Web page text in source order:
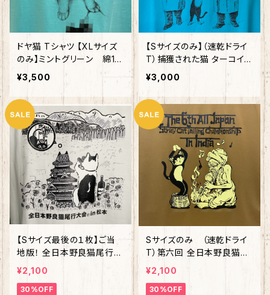
ドヤ猫 Tシャツ 【XLサイズ
のみ】ミントグリーン 綿10
0%
¥3,500
【Sサイズのみ】（速乾ドライ
T）捕獲された猫 ターコイズ
ブルー
¥3,000
【Sサイズ最後の１枚】ご当
地版！ 全日本野良猫尾行大
会Ⓡ in 松本 バニラホワイ
ト 綿100%
¥2,100
30%OFF
Sサイズのみ （速乾ドライ
T）第六回 全日本野良猫尾
行大会Ⓡ スタッフTシャツ
コヨーテ
¥2,100
30%OFF